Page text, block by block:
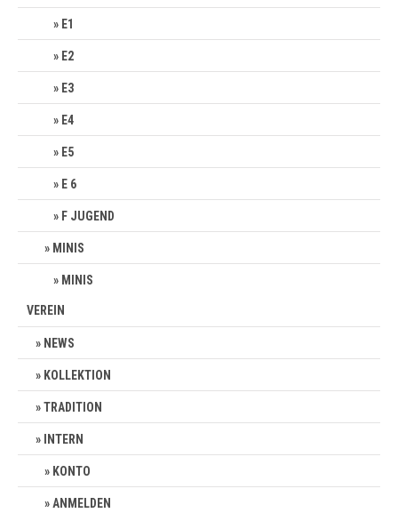
E1
E2
E3
E4
E5
E 6
F JUGEND
MINIS
MINIS
VEREIN
NEWS
KOLLEKTION
TRADITION
INTERN
KONTO
ANMELDEN